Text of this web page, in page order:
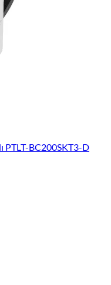
PTLT-BC200SKT3-D